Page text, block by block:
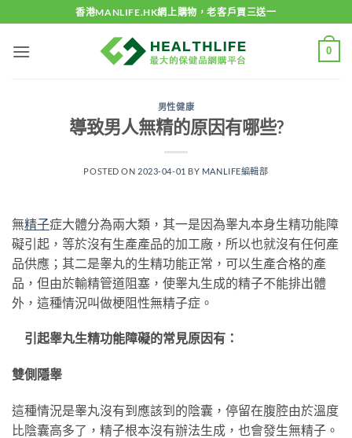
to
content
香港MANLIFE.HK網上購物，老客戶買三送一
0
男性健康
導致男人無精的原因有哪些?
POSTED ON 2023-04-01 BY MANLIFE編輯部
無精子症大體分為兩大類，其一是因為睾丸本身生精功能障
礙引起，等於沒有生產產品的加工廠，所以也就沒有任何產
品供應；其二是睾丸的生精功能正常，可以生產合格的產
品，但由於輸精管道阻塞，使睾丸生成的精子不能排出體
外，這種情況叫做梗阻性無精子症。
引起睾丸生精功能障礙的常見原因有：
雙側隱睾
這種情況是睾丸沒有到應該到的陰囊，停留在腹腔由於溫度
比陰囊高多了，精子根本沒有辦法生成，也會發生無精子。